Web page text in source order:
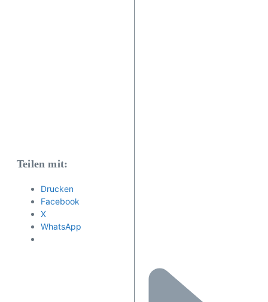
Teilen mit:
Drucken
Facebook
X
WhatsApp